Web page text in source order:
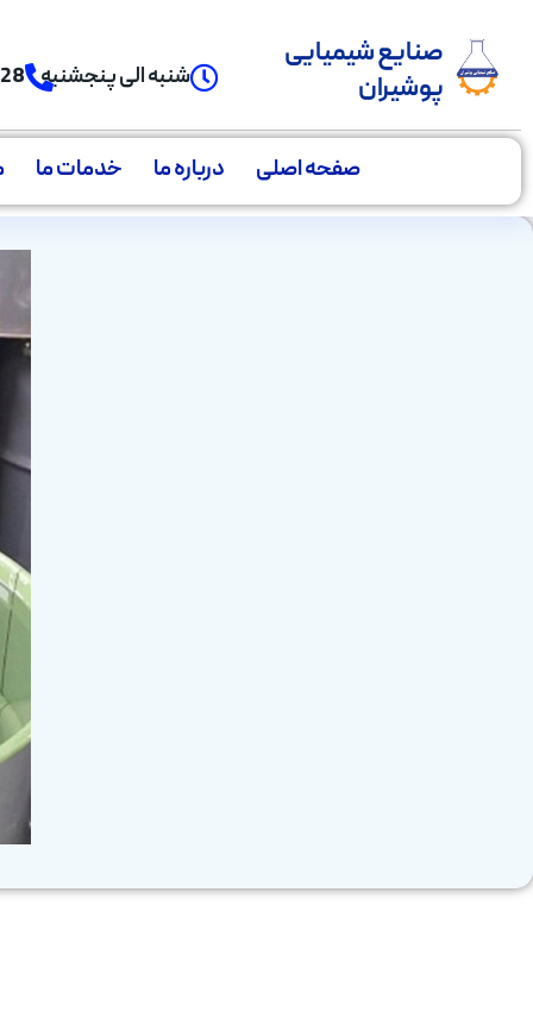
صنایع شیمیایی
پوشیران
شنبه الی پنجشنبه
صفحه اصلی درباره ما خدمات ما